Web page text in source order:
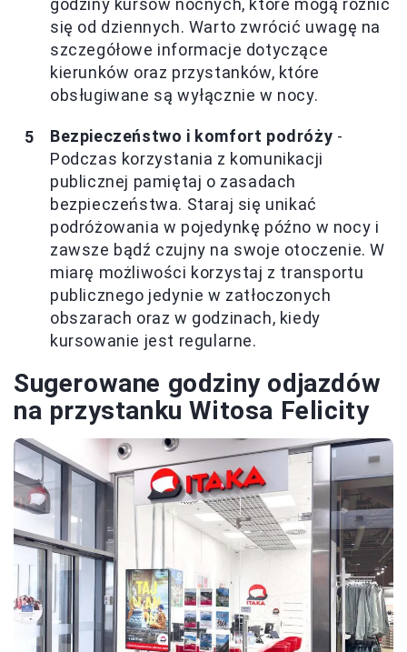
godziny kursów nocnych, które mogą różnić
się od dziennych. Warto zwrócić uwagę na
szczegółowe informacje dotyczące
kierunków oraz przystanków, które
obsługiwane są wyłącznie w nocy.
Bezpieczeństwo i komfort podróży -
Podczas korzystania z komunikacji
publicznej pamiętaj o zasadach
bezpieczeństwa. Staraj się unikać
podróżowania w pojedynkę późno w nocy i
zawsze bądź czujny na swoje otoczenie. W
miarę możliwości korzystaj z transportu
publicznego jedynie w zatłoczonych
obszarach oraz w godzinach, kiedy
kursowanie jest regularne.
Sugerowane godziny odjazdów
na przystanku Witosa Felicity